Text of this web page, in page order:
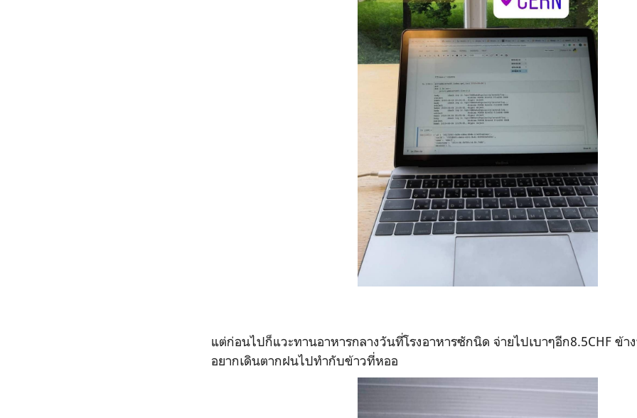
แต่ก่อนไปก็แวะทานอาหารกลางวันที่โรงอาหารซักนิด จ่ายไปเบาๆอีก8.5CHF ข้
อยากเดินตากฝนไปทำกับข้าวที่หออ